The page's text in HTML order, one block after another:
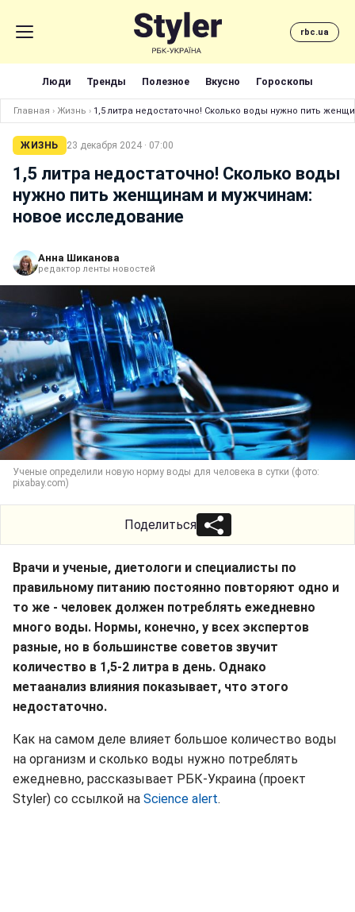
rbc.ua
Люди Тренды Полезное Вкусно Гороскопы
Главная › Жизнь › 1,5 литра недостаточно! Сколько воды нужно пить
ЖИЗНЬ 23 декабря 2024 · 07:00
1,5 литра недостаточно! Сколько воды
нужно пить женщинам и мужчинам:
новое исследование
Анна Шиканова
редактор ленты новостей
Ученые определили новую норму воды для человека в сутки (фото:
pixabay.com)
Поделиться
Врачи и ученые, диетологи и специалисты по
правильному питанию постоянно повторяют одно и
то же - человек должен потреблять ежедневно
много воды. Нормы, конечно, у всех экспертов
разные, но в большинстве советов звучит
количество в 1,5-2 литра в день. Однако
метаанализ влияния показывает, что этого
недостаточно.
Как на самом деле влияет большое количество воды
на организм и сколько воды нужно потреблять
ежедневно, рассказывает РБК-Украина (проект
Styler) со ссылкой на Science alert.